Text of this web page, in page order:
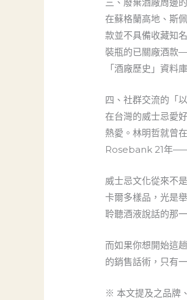
在蘇格蘭高地、斯
款並不具備收藏知
裝瓶的已關廠酒款
「酒廠歷史」資料
四、社群交流的「
在台灣的威士忌愛
熱愛。林明哲就曾
Rosebank 21年——
威士忌文化從來不
卡爾多樣品，光是
聆聽酒液說話的那一
而如果你想開始這
的銷售話術，只有
※ 本文提及之品牌